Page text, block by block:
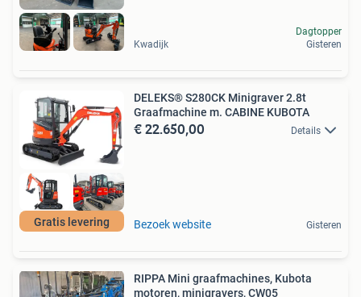
Kwadijk
Dagtopper
Gisteren
Gratis levering
DELEKS® S280CK Minigraver 2.8t
Graafmachine m. CABINE KUBOTA
€ 22.650,00 Details
Bezoek website Gisteren
RIPPA Mini graafmachines, Kubota
motoren, minigravers, CW05